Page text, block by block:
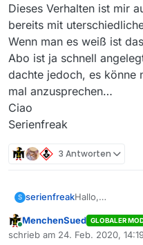
Dieses Verhalten ist mir
bereits mit
Wenn man es weiß ist
Abo ist ja schnell
dachte jedoch, es könne
mal anzusprechen…
Ciao
Serienfreak
3 Antworten
S serienfreakHallo,
13.5.1 einen
Bestimmte
Online
MenchenSued GLOBALER
schrieb am 24. Feb. 2020,
zuletzt editiert von